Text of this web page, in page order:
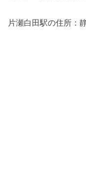
片瀬白田駅の住所：